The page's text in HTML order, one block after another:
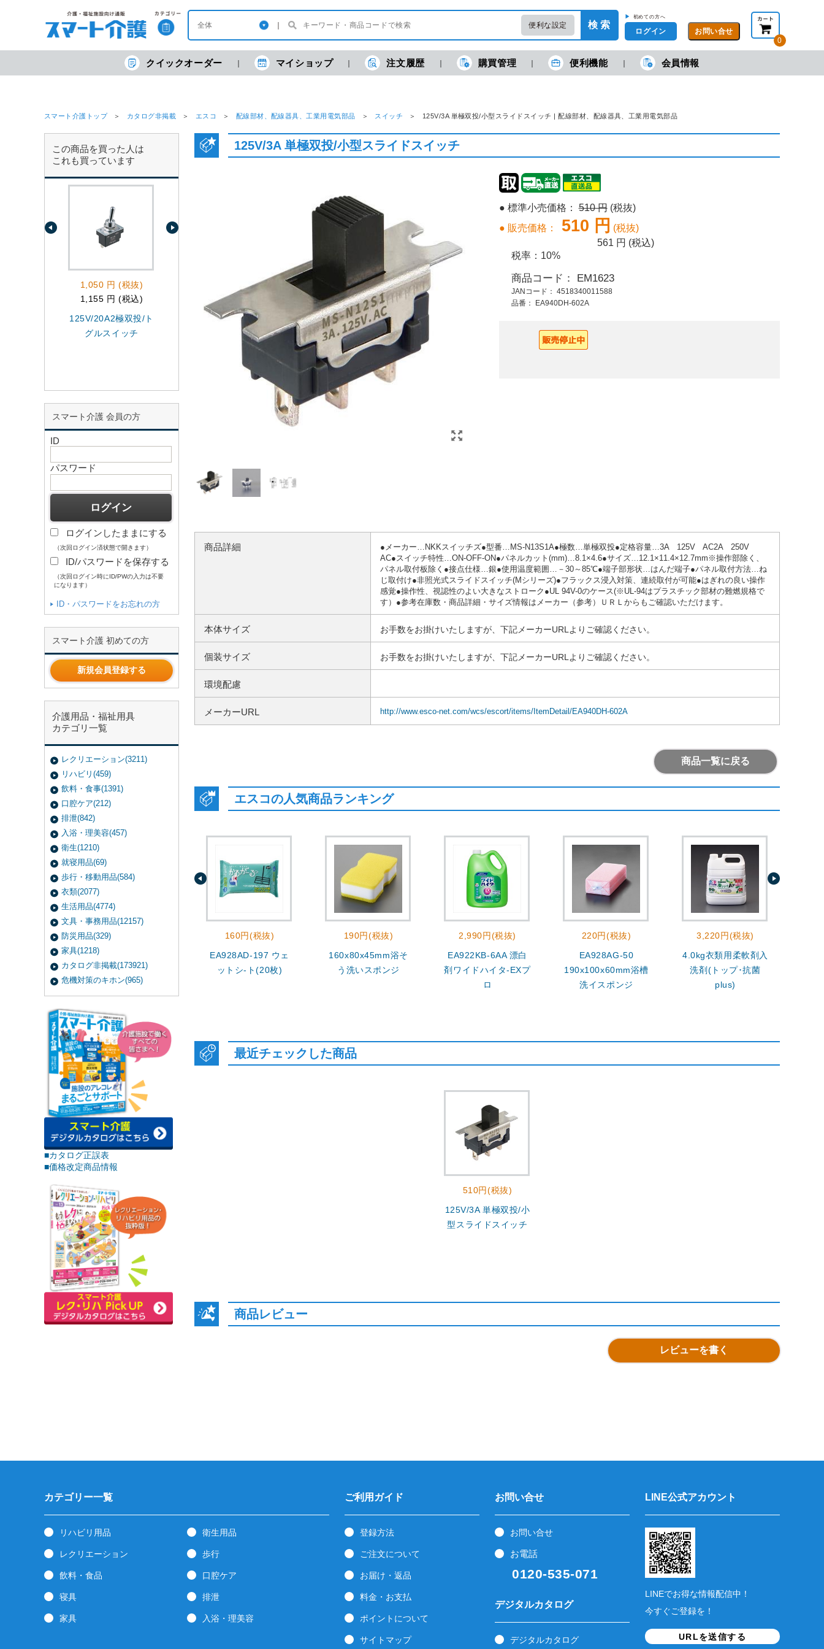
便利な設定 検 索
▶ 初めての方へ
ログイン
0
現在の金額合計： 円 (税抜) 円(税込)
クイックオーダー マイショップ 注文履歴 購買管理 便利機能 会員情報
スマート介護トップ カタログ非掲載 エスコ 配線部材、配線器具、工業用電気部品 スイッチ 125V/3A 単極双投/小型スライドスイッチ | 配線部材、配線器具、工業用電気部品
この商品を買った人は
これも買っています
1,050 円 (税抜)
1,155 円 (税込)
125V/20A2極双投/ト
グルスイッチ
6,890 円 (税抜)
7,579 円 (税込)
EA940DA-70A
AC200V 押シボタン
スイッチ/黄
1,330 円 (税抜)
1,463 円 (税込)
EA940DH-481 15A
単投ロッカ-スイッチ
防水型
3,650 円 (税抜)
4,015 円 (税込)
スイッチ大型フル/緑
スマート介護 会員の方
ID
パスワード
ログインしたままにする
（次回ログイン済状態で開きます）
ID/パスワードを保存する
（次回ログイン時にID/PWの入力は不要
になります）
ID・パスワードをお忘れの方
スマート介護 初めての方
新規会員登録する
介護用品・福祉用具
カテゴリ一覧
レクリエーション(3211)
リハビリ(459)
飲料・食事(1391)
口腔ケア(212)
排泄(842)
入浴・理美容(457)
衛生(1210)
就寝用品(69)
歩行・移動用品(584)
衣類(2077)
生活用品(4774)
文具・事務用品(12157)
防災用品(329)
家具(1218)
カタログ非掲載(173921)
危機対策のキホン(965)
■カタログ正誤表
■価格改定商品情報
125V/3A 単極双投/小型スライドスイッチ
● 標準小売価格：510 円 (税抜)
● 販売価格：
510 円 (税抜)
561 円 (税込)
税率： 10%
商品コード： EM1623
JANコード： 4518340011588
品番：
EA940DH-602A
商品詳細
●メーカー…NKKスイッチズ●型番…MS-N13S1A●極数…単極双投●定格容量…3A 125V AC2A 250V
AC●スイッチ特性…ON-OFF-ON●パネルカット(mm)…8.1×4.6●サイズ…12.1×11.4×12.7mm※操作部除く、
パネル取付板除く●接点仕様…銀●使用温度範囲…－30～85℃●端子部形状…はんだ端子●パネル取付方法…ね
じ取付け●非照光式スライドスイッチ(Mシリーズ)●フラックス浸入対策、連続取付が可能●はぎれの良い操作
感覚●操作性、視認性のよい大きなストローク●UL 94V-0のケース(※UL-94はプラスチック部材の難燃規格で
す）●参考在庫数・商品詳細・サイズ情報はメーカー（参考）ＵＲＬからもご確認いただけます。
本体サイズ お手数をお掛けいたしますが、下記メーカーURLよりご確認ください。
個装サイズ お手数をお掛けいたしますが、下記メーカーURLよりご確認ください。
環境配慮
メーカーURL http://www.esco-net.com/wcs/escort/items/ItemDetail/EA940DH-602A
商品一覧に戻る
エスコの人気商品ランキング
160円(税抜)
EA928AD-197 ウェ
ットシ-ト(20枚)
190円(税抜)
160x80x45mm浴そ
う洗いスポンジ
2,990円(税抜)
EA922KB-6AA 漂白
剤ワイドハイタ-EXプ
ロ
220円(税抜)
EA928AG-50
190x100x60mm浴槽
洗イスポンジ
3,220円(税抜)
4.0kg衣類用柔軟剤入
洗剤(トップ･抗菌
plus)
最近チェックした商品
510円(税抜)
125V/3A 単極双投/小
型スライドスイッチ
商品レビュー
レビューを書く
カテゴリー一覧
リハビリ用品 衛生用品
レクリエーション 歩行
飲料・食品 口腔ケア
寝具 排泄
家具 入浴・理美容
ご利用ガイド
登録方法
ご注文について
お届け・返品
料金・お支払
ポイントについて
サイトマップ
お問い合せ
お問い合せ
お電話
0120-535-071
デジタルカタログ
デジタルカタログ
LINE公式アカウント
LINEでお得な情報配信中！
今すぐご登録を！
URLを送信する